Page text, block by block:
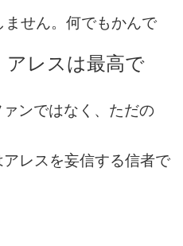
ません。何でもかんで
アレスは最高で
ンではなく、ただの
アレスを妄信する信者で